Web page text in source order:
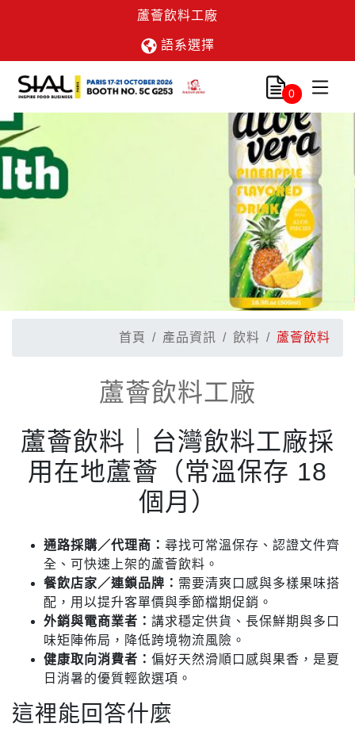
蘆薈飲料工廠
語系選擇
0
首頁 產品資訊 飲料 蘆薈飲料
蘆薈飲料工廠
蘆薈飲料｜台灣飲料工廠採
用在地蘆薈（常溫保存 18
個月）
通路採購／代理商： 尋找可常溫保存、認證文件齊
全、可快速上架的蘆薈飲料。
餐飲店家／連鎖品牌： 需要清爽口感與多樣果味搭
配，用以提升客單價與季節檔期促銷。
外銷與電商業者： 講求穩定供貨、長保鮮期與多口
味矩陣佈局，降低跨境物流風險。
健康取向消費者： 偏好天然滑順口感與果香，是夏
日消暑的優質輕飲選項。
這裡能回答什麼